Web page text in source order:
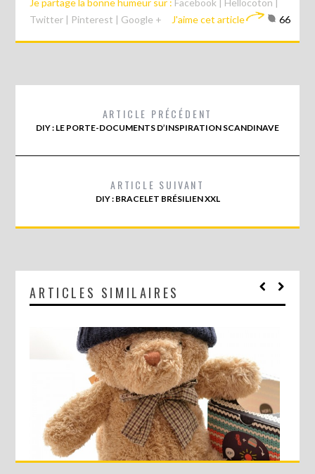
Je partage la bonne humeur sur : Facebook | Hellocoton |
Twitter | Pinterest | Google + J'aime cet article 66
ARTICLE PRÉCÉDENT
DIY : LE PORTE-DOCUMENTS D’INSPIRATION SCANDINAVE
ARTICLE SUIVANT
DIY : BRACELET BRÉSILIEN XXL
ARTICLES SIMILAIRES